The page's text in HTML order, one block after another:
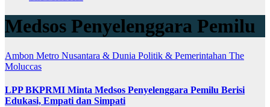
Medsos Penyelenggara Pemilu
Ambon Metro Nusantara & Dunia Politik & Pemerintahan The
Moluccas
LPP BKPRMI Minta Medsos Penyelenggara Pemilu Berisi
Edukasi, Empati dan Simpati